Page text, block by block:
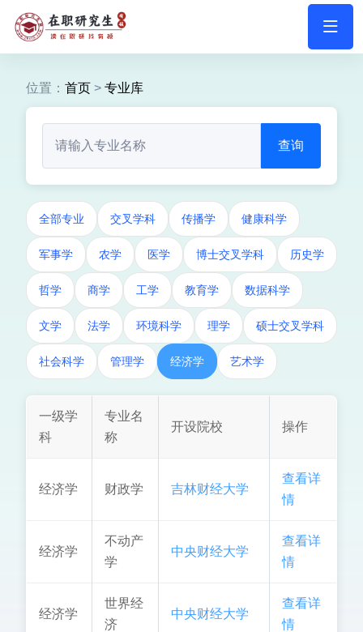
位置： 首页 > 专业库
查询
全部专业 交叉学科 传播学 健康科学
军事学 农学 医学 博士交叉学科 历史学
哲学 商学 工学 教育学 数据科学
文学 法学 环境科学 理学 硕士交叉学科
社会科学 管理学 经济学 艺术学
一级学
科
专业名
称
开设院校 操作
经济学 财政学 吉林财经大学
查看详
情
经济学
不动产
学
中央财经大学
查看详
情
经济学
世界经
济
中央财经大学
查看详
情